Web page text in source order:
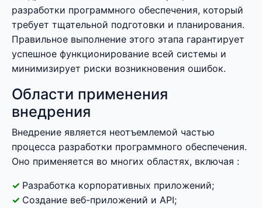
разработки программного обеспечения, который
требует тщательной подготовки и планирования.
Правильное выполнение этого этапа гарантирует
успешное функционирование всей системы и
минимизирует риски возникновения ошибок.
Области применения
внедрения
Внедрение является неотъемлемой частью
процесса разработки программного обеспечения.
Оно применяется во многих областях, включая :
Разработка корпоративных приложений;
Создание веб-приложений и API;